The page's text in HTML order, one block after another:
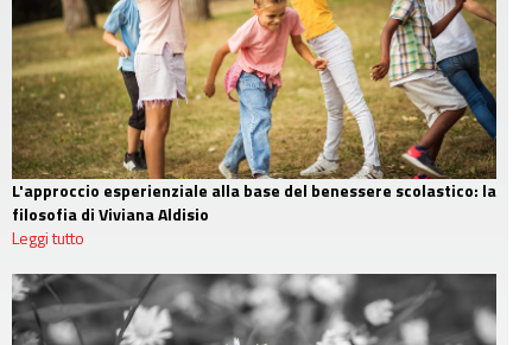
L'approccio esperienziale alla base del benessere scolastico: la
filosofia di Viviana Aldisio
Leggi tutto